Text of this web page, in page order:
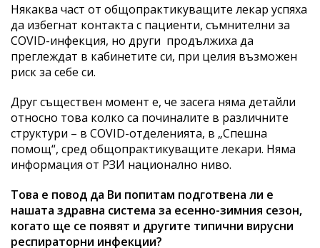
Някаква част от общопрактикуващите лекар успяха
да избегнат контакта с пациенти, съмнителни за
COVID-инфекция, но други продължиха да
преглеждат в кабинетите си, при целия възможен
риск за себе си.
Друг съществен момент е, че засега няма детайли
относно това колко са починалите в различните
структури – в COVID-отделенията, в „Спешна
помощ“, сред общопрактикуващите лекари. Няма
информация от РЗИ национално ниво.
Това е повод да Ви попитам подготвена ли е
нашата здравна система за есенно-зимния сезон,
когато ще се появят и другите типични вирусни
респираторни инфекции?